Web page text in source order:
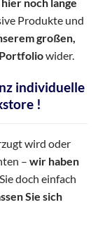
Produkte und
großen,
wider.
individuelle
!
wird oder
– wir haben
doch einfach
Sie sich